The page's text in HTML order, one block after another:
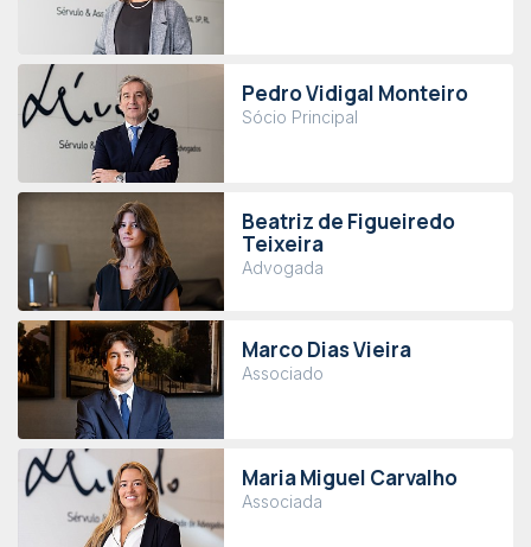
Pedro Vidigal Monteiro
Sócio Principal
Beatriz de Figueiredo
Teixeira
Advogada
Marco Dias Vieira
Associado
Maria Miguel Carvalho
Associada